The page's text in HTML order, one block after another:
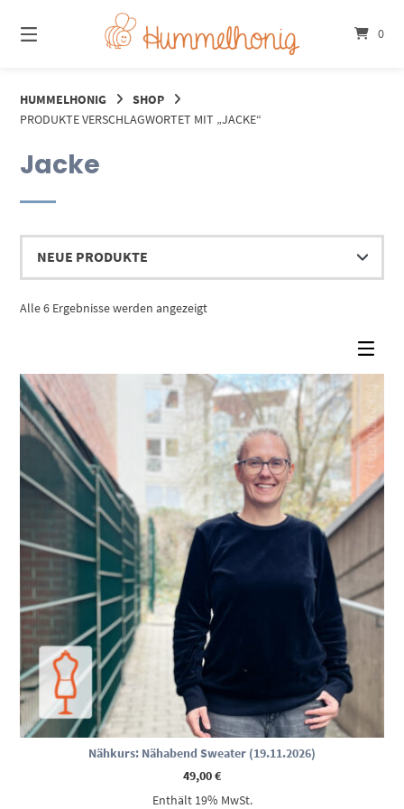
zum
Inhalt
0
HUMMELHONIG
SHOP
PRODUKTE VERSCHLAGWORTET MIT „JACKE“
Jacke
Alle 6 Ergebnisse werden angezeigtNach
Nähkurs: Nähabend Sweater (19.11.2026)
49,00€
Enthält 19% MwSt.